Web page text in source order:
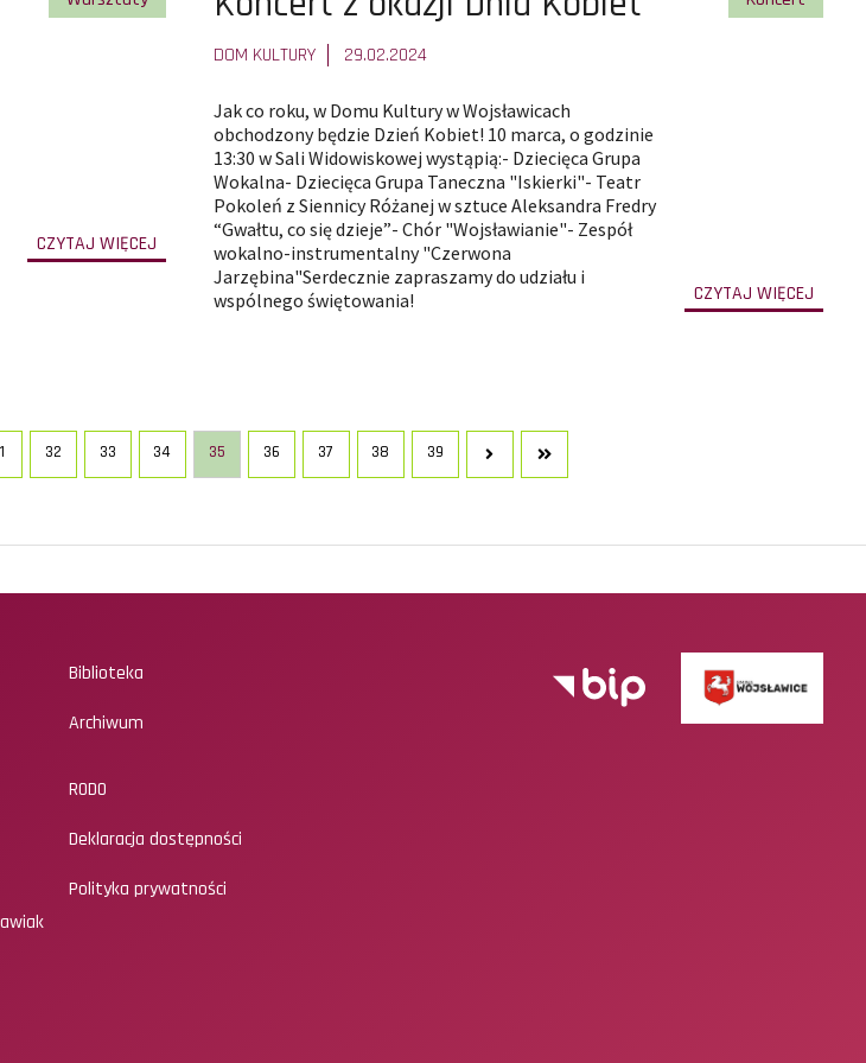
CZYTAJ WIĘCEJ-
przejdź
do
artykułu
całą
treść
artykułu:
DOM KULTURY 29.02.2024
Jak co roku, w Domu Kultury w Wojsławicach
obchodzony będzie Dzień Kobiet! 10 marca, o godzinie
13:30 w Sali Widowiskowej wystąpią:- Dziecięca Grupa
Wokalna- Dziecięca Grupa Taneczna "Iskierki"- Teatr
Pokoleń z Siennicy Różanej w sztuce Aleksandra Fredry
“Gwałtu, co się dzieje”- Chór "Wojsławianie"- Zespół
wokalno-instrumentalny "Czerwona
Jarzębina"Serdecznie zapraszamy do udziału i
wspólnego świętowania!
CZYTAJ WIĘCEJ-
przejdź
do
32 33 34 35 36 37 38 39
Biblioteka
Archiwum
RODO
Deklaracja dostępności
Polityka prywatności